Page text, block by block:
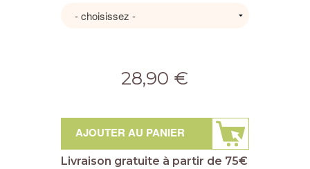
28,90 €
AJOUTER AU PANIER
Livraison gratuite à partir de 75€